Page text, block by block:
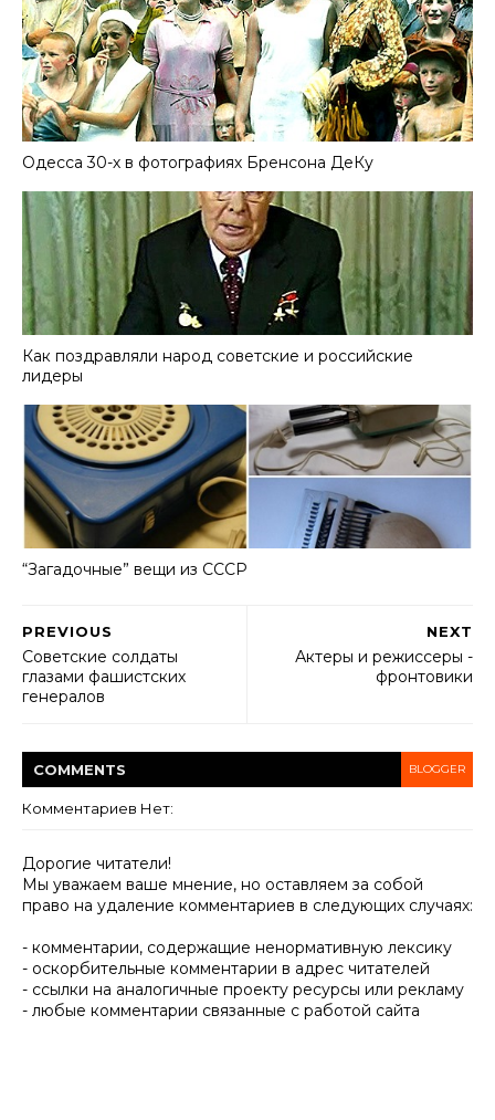
Одесса 30-х в фотографиях Бренсона ДеКу
Как поздравляли народ советские и российские
лидеры
“Загадочные” вещи из СССР
NEXT
Актеры и режиссеры -
фронтовики
PREVIOUS
Советские солдаты
глазами фашистских
генералов
COMMENTS BLOGGER
Комментариев Нет:
Дорогие читатели!
Мы уважаем ваше мнение, но оставляем за собой
право на удаление комментариев в следующих случаях:
- комментарии, содержащие ненормативную лексику
- оскорбительные комментарии в адрес читателей
- ссылки на аналогичные проекту ресурсы или рекламу
- любые комментарии связанные с работой сайта